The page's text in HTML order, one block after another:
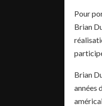
Pour
Brian
Brian
années